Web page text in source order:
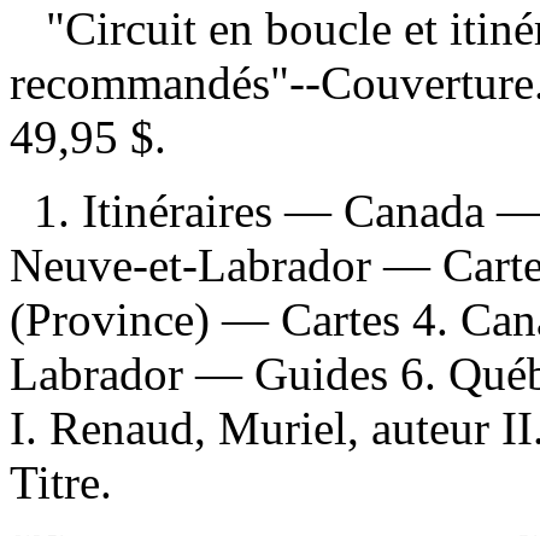
"Circuit en boucle et
recommandés"--
49,95 $.
1. Itinéraires — Canada
Neuve-et-Labrador —
(Province) — Cartes 4.
Labrador — Guides 6.
I. Renaud, Muriel, auteur
Titre.